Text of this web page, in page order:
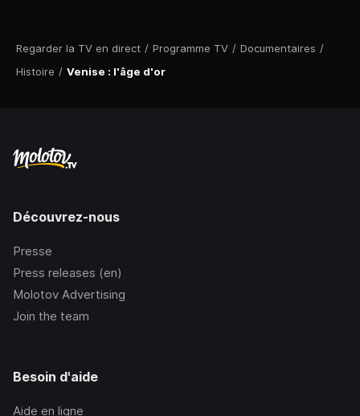
Regarder la TV en direct / Programme TV / Documentaires /
Histoire / Venise : l'âge d'or
Découvrez-nous
Presse
Press releases (en)
Molotov Advertising
Join the team
Besoin d'aide
Aide en ligne